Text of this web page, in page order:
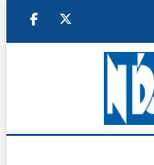
facebook